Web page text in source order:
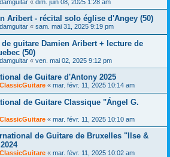
damguitar « dim. juin 08, 2025 1:28 am
Aribert - récital solo église d'Angey (50)
damguitar « sam. mai 31, 2025 9:19 pm
de guitare Damien Aribert + lecture de
(50)
damguitar « ven. mai 02, 2025 9:12 pm
de Guitare d'Antony 2025
ClassicGuitare « mar. févr. 11, 2025 10:14 am
de Guitare Classique "Ángel G.
ClassicGuitare « mar. févr. 11, 2025 10:10 am
de Guitare de Bruxelles "Ilse &
ClassicGuitare « mar. févr. 11, 2025 10:02 am